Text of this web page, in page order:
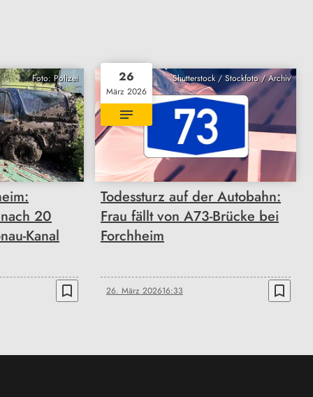
Foto: Polizei
20
Kanal
bookmark_border
Shutterstock / Stockfoto / Archiv
26
März 2026
Todessturz auf der Autobahn:
Frau fällt von A73-Brücke bei
Forchheim
26. März 202616:33 bookmark_border